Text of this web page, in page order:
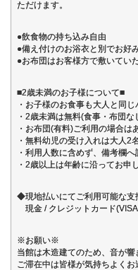
ただけます。
●飲食物の持ち込み自由
●備え付けのお浴衣と別でお好
●お布団はお客様方で敷いてい
■2歳未満のお子様について■
・お子様のお食事も大人と同じ
・2歳未満は無料(食事・布団な
・お布団(有料)ご利用の場合は
・無料幼児の受け入れは大人2
・利用人数に含めず、備考欄へ
・2歳以上は年齢に沿ってお申
◆現地払いにてご利用可能な支
現金 / クレジットカード
※お願い※
当館は木造建てのため、音が響
ご滞在中は皆様が気持ちよく